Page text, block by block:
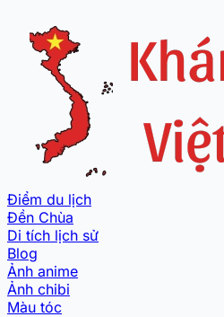
Điểm du lịch
Đền Chùa
Di tích lịch sử
Blog
Ảnh anime
Ảnh chibi
Màu tóc